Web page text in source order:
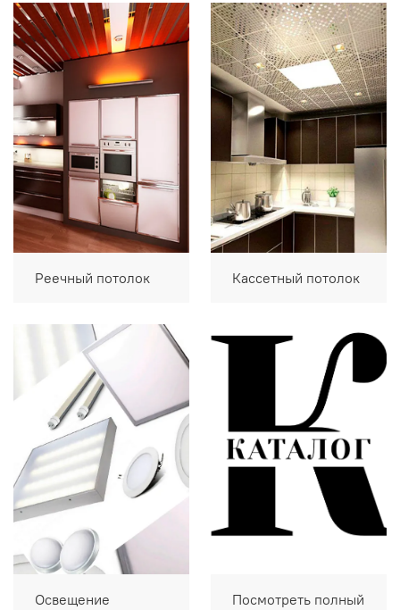
Реечный потолок Кассетный потолок
Освещение
Посмотреть полный